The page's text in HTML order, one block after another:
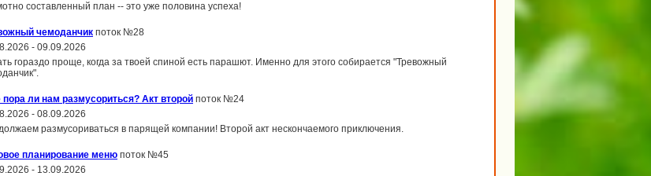
составленный план -- это уже половина успеха!
чемоданчик поток №28
- 09.09.2026
гораздо проще, когда за твоей спиной есть парашют. Именно для этого собирается "Тревожный
пора ли нам размусориться? Акт второй поток №24
- 08.09.2026
размусориваться в парящей компании! Второй акт нескончаемого приключения.
планирование меню поток №45
- 13.09.2026